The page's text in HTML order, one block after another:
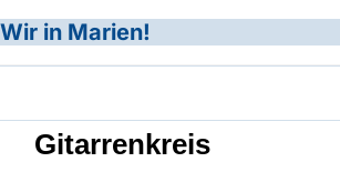
Wir in Marien!
Gitarrenkreis